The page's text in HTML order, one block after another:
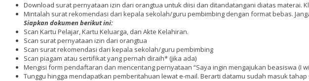
Download surat pernyataan izin dari orangtua untuk diisi dan ditandatangani diatas materai.
Mintalah surat rekomendasi dari kepala sekolah/guru pembimbing dengan format bebas.
Siapkan dokumen berikut ini:
Scan Kartu Pelajar, Kartu Keluarga, dan Akte Kelahiran.
Scan surat pernyataan izin dari orangtua
Scan surat rekomendasi dari kepala sekolah/guru pembimbing
Scan piagam atau sertifikat yang pernah diraih* (jika ada)
Mengisi form pendaftaran dan mencentang pernyataan “Saya ingin mengajukan beasiswa (I
Tunggu hingga mendapatkan pemberitahuan lewat e-mail. Berarti datamu sudah masuk tahap